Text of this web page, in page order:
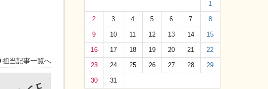
担当記事一覧へ
1
2 3 4 5 6 7 8
9 10 11 12 13 14 15
16 17 18 19 20 21 22
23 24 25 26 27 28 29
30 31